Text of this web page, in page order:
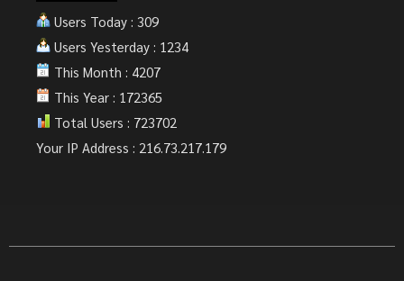
Users Today : 309
Users Yesterday : 1234
This Month : 4207
This Year : 172365
Total Users : 723702
Your IP Address : 216.73.217.179